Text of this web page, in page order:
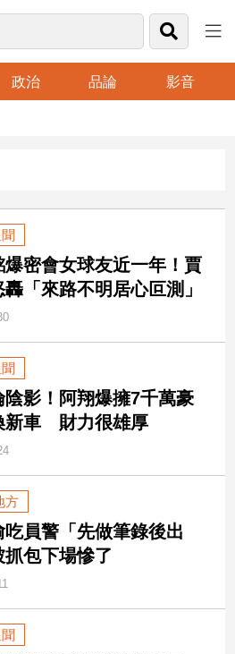
政治 品論 影音
爆密會女球友近一年！賈
「來路不明居心叵測」
陰影！阿翔爆擁7千萬豪
新車 財力很雄厚
方
吃員警「先做筆錄後出
抓包下場慘了